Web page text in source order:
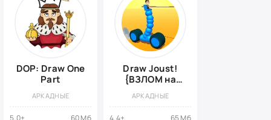
DOP: Draw One
Part
АРКАДНЫЕ
5.0+ 60 Мб
Draw Joust!
{ВЗЛОМ на
АРКАДНЫЕ
4.4+ 65 Мб